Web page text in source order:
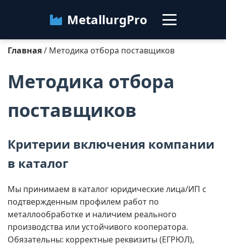
MetallurgPro
Категории
Блог
Главная/ Методика отбора поставщиков
Методика отбора
поставщиков
Критерии включения компании
в каталог
Мы принимаем в каталог юридические лица/ИП с
подтвержденным профилем работ по
металлообработке и наличием реального
производства или устойчивого кооператора.
Обязательны: корректные реквизиты (ЕГРЮЛ),